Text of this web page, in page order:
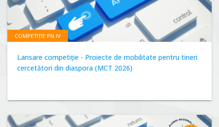
COMPETIȚIE PN IV
Lansare competiție - Proiecte de mobilitate pentru tineri
cercetători din diaspora (MCT 2026)